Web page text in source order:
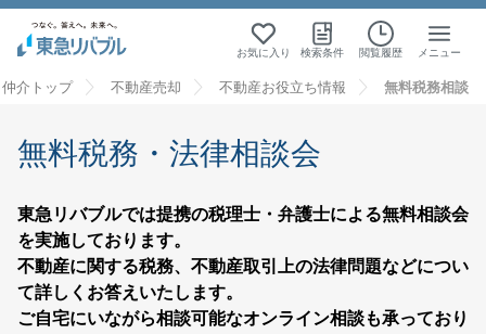
お気に入り 検索条件 閲覧履歴 メニュー
介トップ 不動産売却 不動産お役立ち情報 無料税務相談
無料税務・法律相談会
東急リバブルでは提携の税理士・弁護士による無料相談会
を実施しております。
不動産に関する税務、不動産取引上の法律問題などについ
て詳しくお答えいたします。
ご自宅にいながら相談可能なオンライン相談も承っており